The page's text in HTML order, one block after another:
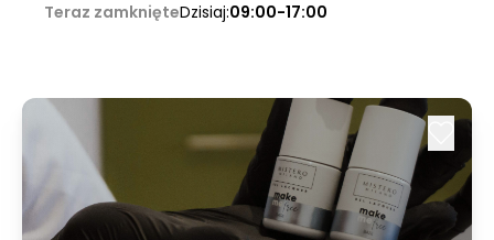
Teraz zamknięteDzisiaj:09:00-17:00